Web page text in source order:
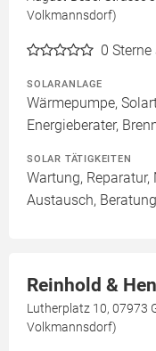
Volkmannsdorf)
0
SOLARANLAGE
Wärmepumpe,
Energieberater,
SOLAR TÄTIGKEITEN
Wartung,
Austausch, Beratung
Reinhold &
Lutherplatz 10, 07973
Volkmannsdorf)